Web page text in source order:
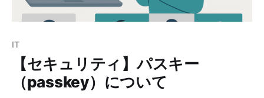
Use」という仕組みを独自に実装していました。 でも、
それぞれやり方
IT
【セキュリティ】パスキー
（passkey）について